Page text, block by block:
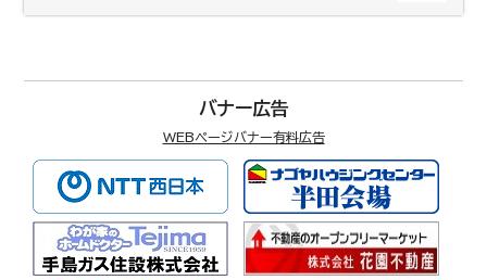
バナー広告
WEBページバナー有料広告